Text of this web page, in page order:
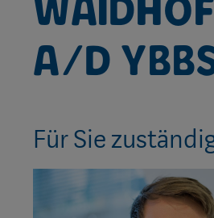
a/d
Für Sie